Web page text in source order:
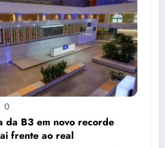
0
da B3 em novo recorde
frente ao real